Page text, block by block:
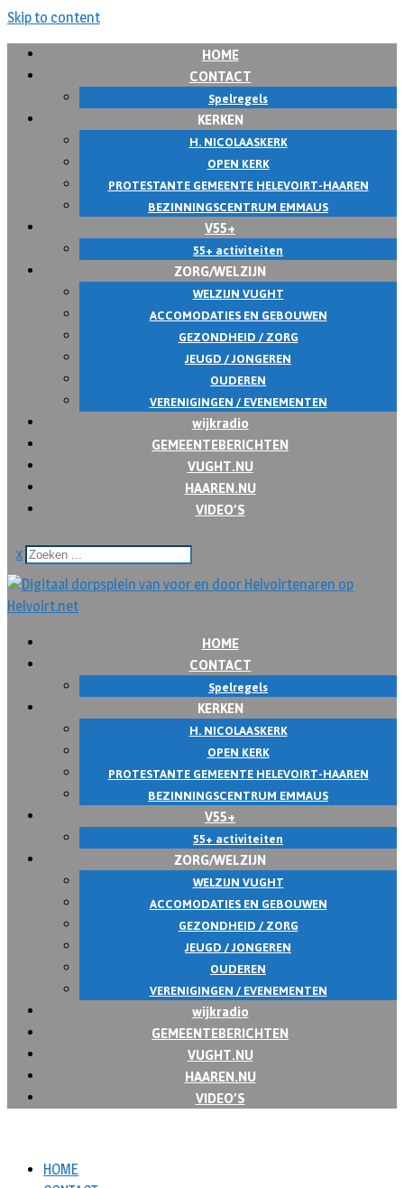
Skip to content
HOME
CONTACT
Spelregels
KERKEN
H. NICOLAASKERK
OPEN KERK
PROTESTANTE GEMEENTE HELEVOIRT-HAAREN
BEZINNINGSCENTRUM EMMAUS
V55+
55+ activiteiten
ZORG/WELZIJN
WELZIJN VUGHT
ACCOMODATIES EN GEBOUWEN
GEZONDHEID / ZORG
JEUGD / JONGEREN
OUDEREN
VERENIGINGEN / EVENEMENTEN
wijkradio
GEMEENTEBERICHTEN
VUGHT.NU
HAAREN.NU
VIDEO’S
x
HOME
CONTACT
Spelregels
KERKEN
H. NICOLAASKERK
OPEN KERK
PROTESTANTE GEMEENTE HELEVOIRT-HAAREN
BEZINNINGSCENTRUM EMMAUS
V55+
55+ activiteiten
ZORG/WELZIJN
WELZIJN VUGHT
ACCOMODATIES EN GEBOUWEN
GEZONDHEID / ZORG
JEUGD / JONGEREN
OUDEREN
VERENIGINGEN / EVENEMENTEN
wijkradio
GEMEENTEBERICHTEN
VUGHT.NU
HAAREN.NU
VIDEO’S
HOME